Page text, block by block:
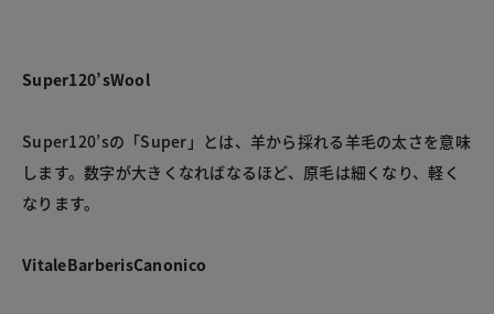
Super120’sWool
Super120’sの「Super」とは、羊から採れる羊毛の太さを意味
します。数字が大きくなればなるほど、原毛は細くなり、軽く
なります。
VitaleBarberisCanonico